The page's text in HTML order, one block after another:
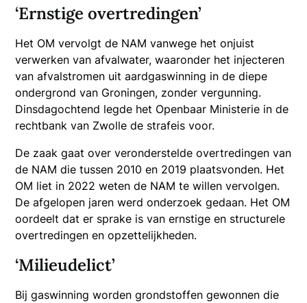
‘Ernstige overtredingen’
Het OM vervolgt de NAM vanwege het onjuist
verwerken van afvalwater, waaronder het injecteren
van afvalstromen uit aardgaswinning in de diepe
ondergrond van Groningen, zonder vergunning.
Dinsdagochtend legde het Openbaar Ministerie in de
rechtbank van Zwolle de strafeis voor.
De zaak gaat over veronderstelde overtredingen van
de NAM die tussen 2010 en 2019 plaatsvonden. Het
OM liet in 2022 weten de NAM te willen vervolgen.
De afgelopen jaren werd onderzoek gedaan. Het OM
oordeelt dat er sprake is van ernstige en structurele
overtredingen en opzettelijkheden.
‘Milieudelict’
Bij gaswinning worden grondstoffen gewonnen die